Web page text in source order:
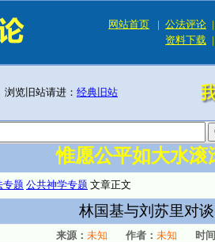
网站首页 | 公法评论 |
资料下载 |
览旧站请进： 经典旧站
惟愿公平如大水滚
专题 公共神学专题 文章正文
林国基与刘苏里对
来源： 未知 作者： 未知 时